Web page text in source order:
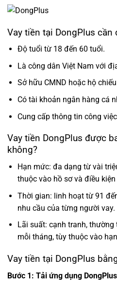
Vay tiền tại DongPlus cần
Độ tuổi từ 18 đến 60 tuổi.
Là công dân Việt Nam với
Sở hữu CMND hoặc hộ
Có tài khoản ngân hàng cá
Cung cấp thông tin công
Vay tiền DongPlus được
không?
Hạn mức: đa dạng từ vài
thuộc vào hồ sơ và điều
Thời gian: linh hoạt từ 91
nhu cầu của từng người vay.
Lãi suất: cạnh tranh, thường
mỗi tháng, tùy thuộc vào
Vay tiền tại DongPlus
Bước 1: Tải ứng dụng DongPlus